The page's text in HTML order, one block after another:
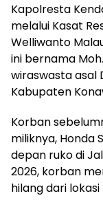
Kapolresta
melalui Kasat
Welliwanto
ini bernama
wiraswasta asal
Kabupaten
Korban
miliknya, Honda
depan ruko di
2026, korban
hilang dari